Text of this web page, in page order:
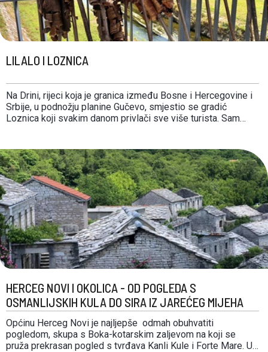
LILALO I LOZNICA
Na Drini, rijeci koja je granica između Bosne i Hercegovine i
Srbije, u podnožju planine Gučevo, smjestio se gradić
Loznica koji svakim danom privlači sve više turista. Sam
kutci. Posjetili smo ih …
HERCEG NOVI I OKOLICA - OD POGLEDA S
OSMANLIJSKIH KULA DO SIRA IZ JAREĆEG MIJEHA
Općinu Herceg Novi je najljepše odmah obuhvatiti
pogledom, skupa s Boka-kotarskim zaljevom na koji se
pruža prekrasan pogled s tvrđava Kanli Kule i Forte Mare. U